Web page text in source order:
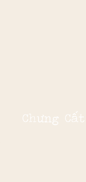
Chưng